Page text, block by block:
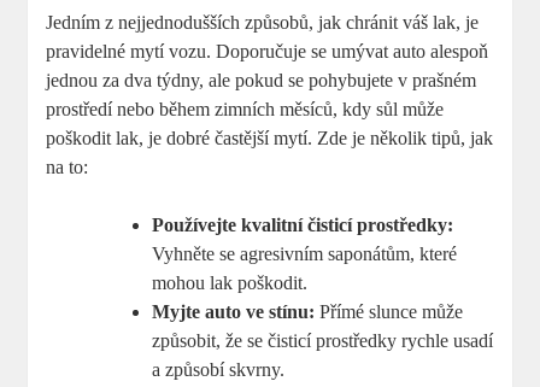
Jedním z nejjednodušších způsobů, jak chránit váš lak, je
pravidelné mytí vozu. Doporučuje se umývat auto alespoň
jednou za dva týdny, ale pokud se pohybujete v prašném
prostředí nebo během zimních měsíců, kdy sůl může
poškodit lak, je dobré častější mytí. Zde je několik tipů, jak
na to:
Používejte kvalitní čisticí prostředky:
Vyhněte se agresivním saponátům, které
mohou lak poškodit.
Myjte auto ve stínu: Přímé slunce může
způsobit, že se čisticí prostředky rychle usadí
a způsobí skvrny.